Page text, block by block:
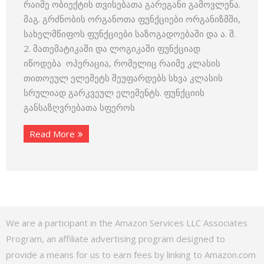
რაიმე ობიექტის თვისებათა გარეგანი გამოვლენა.
მაგ. გრძნობის ორგანოთა ფუნქციები ორგანიზმში,
სახელმწიფოს ფუნქციები საზოგადოებაში და ა. შ.
2. მათემატიკაში და ლოგიკაში ფუნქციად
იწოდება ოპერაცია, რომელიც რაიმე კლასის
თითოეულ ელემეტს შეუფარდებს სხვა კლასის
სრულიად გარკვეულ ელემენტს. ფუნქციის
განსაზღვრებათა სფეროს
Read More
We are a participant in the Amazon Services LLC Associates
Program, an affiliate advertising program designed to
provide a means for us to earn fees by linking to Amazon.com